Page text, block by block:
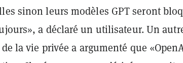
sinon leurs modèles GPT seront
a déclaré un utilisateur. Un
la vie privée a argumenté que